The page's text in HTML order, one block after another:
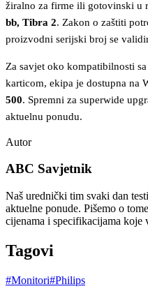
žiralno za firme ili gotovinski u
bb, Tibra 2. Zakon o zaštiti
proizvodni serijski broj se
Za savjet oko kompatibilnosti
karticom, ekipa je dostupna na
500. Spremni za superwide
aktuelnu ponudu.
Autor
ABC Savjetnik
Naš urednički tim svaki dan
aktuelne ponude. Pišemo o
cijenama i specifikacijama koje
Tagovi
#Monitori#Philips